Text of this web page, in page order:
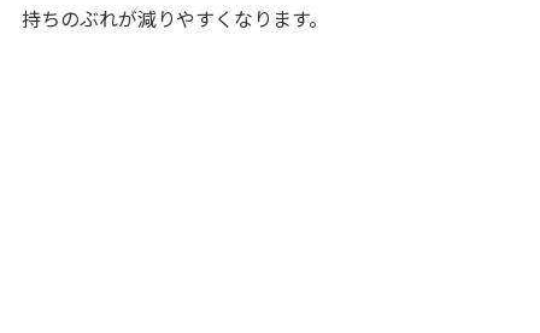
持ちのぶれが減りやすくなります。